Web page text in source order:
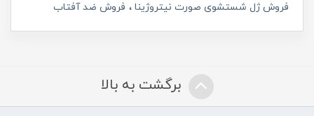
فروش ژل شستشوی صورت نیتروژینا
فروش ضد آفتاب
برگشت به بالا